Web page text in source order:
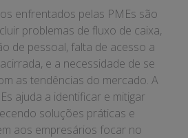
enfrentados pelas PMEs são
problemas de fluxo de caixa,
de pessoal, falta de acesso a
e a necessidade de se
as tendências do mercado. A
ajuda a identificar e mitigar
soluções práticas e
aos empresários focar no